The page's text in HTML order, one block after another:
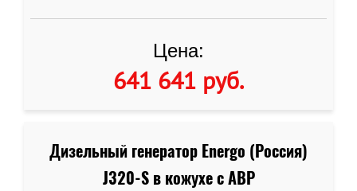
Цена:
641 641 руб.
Дизельный генератор Energo (Россия)
J320-S в кожухе c АВР